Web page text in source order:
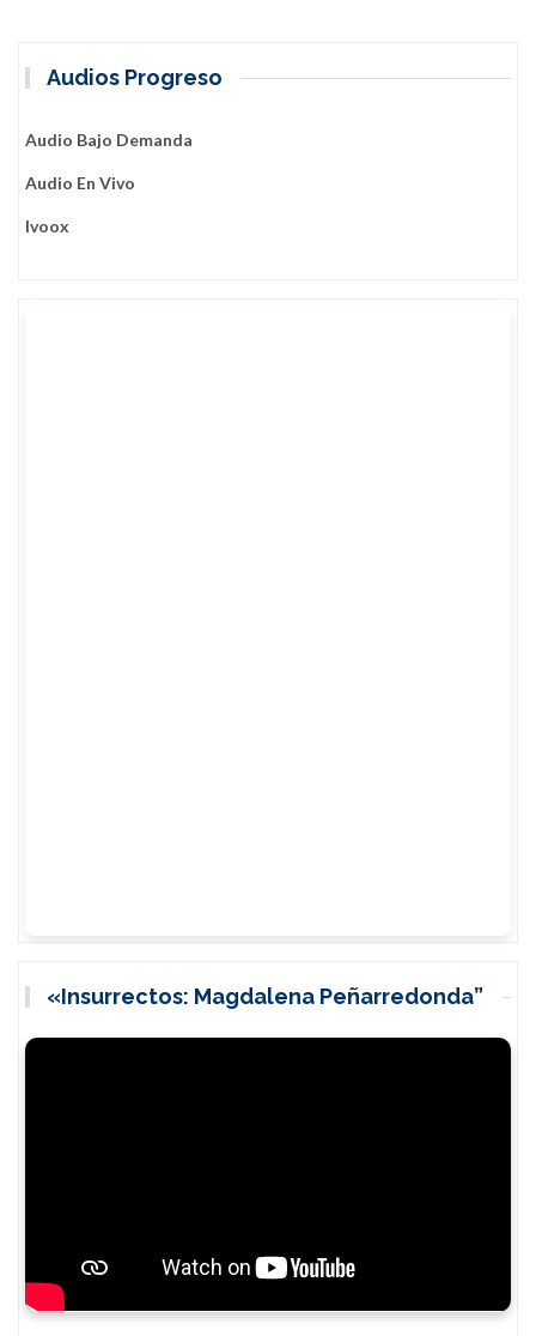
Audios Progreso
Audio Bajo Demanda
Audio En Vivo
Ivoox
«Insurrectos: Magdalena Peñarredonda”